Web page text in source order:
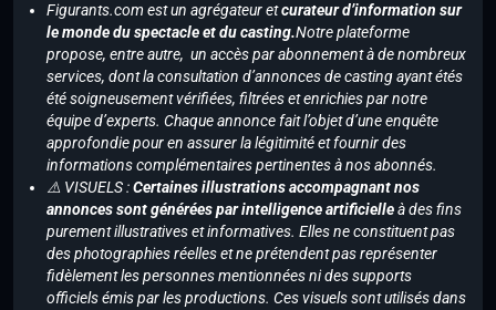
Figurants.com est un agrégateur etcurateur d’information sur
le monde du spectacle et du casting.Notre plateforme
propose, entre autre, un accès par abonnement à de nombreux
services, dont la consultation d’annonces de casting ayant étés
été soigneusement vérifiées, filtrées et enrichies par notre
équipe d’experts. Chaque annonce fait l’objet d’une enquête
approfondie pour en assurer la légitimité et fournir des
informations complémentaires pertinentes à nos abonnés.
⚠️ VISUELS :Certaines illustrations accompagnant nos
annonces sont générées par intelligence artificielleà des fins
purement illustratives et informatives. Elles ne constituent pas
des photographies réelles et ne prétendent pas représenter
fidèlement les personnes mentionnées ni des supports
officiels émis par les productions. Ces visuels sont utilisés dans